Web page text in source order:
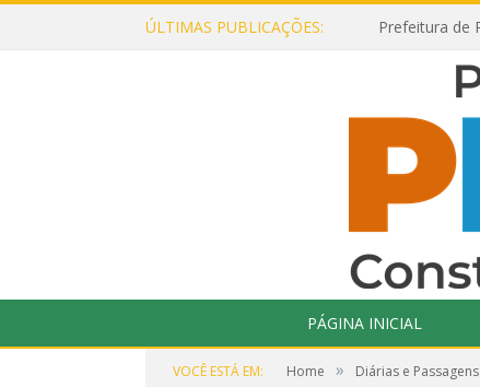
ÚLTIMAS PUBLICAÇÕES:
PÁGINA INICIAL
VOCÊ ESTÁ EM: Home » Diárias e Passagens